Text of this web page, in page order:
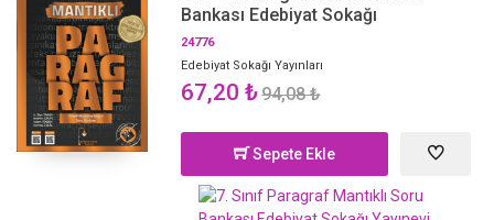
Bankası Edebiyat Sokağı
24776
Edebiyat Sokağı Yayınları
67,20 ₺94,08 ₺
Sepete Ekle